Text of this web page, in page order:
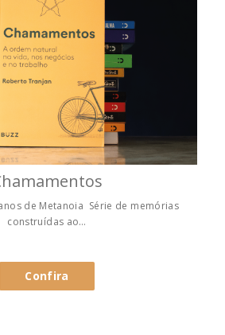
de Metanoia Série de memórias
construídas ao…
Confira